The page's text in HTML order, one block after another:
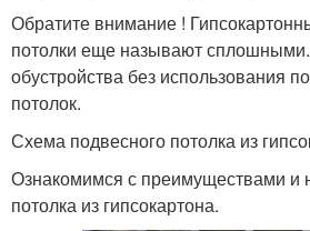
Обратите внимание !
потолки еще называют
обустройства без использования
потолок.
Схема подвесного потолка из
Ознакомимся с преимуществами и
потолка из гипсокартона.